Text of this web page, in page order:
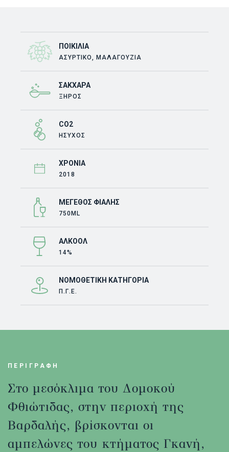
ΠΟΙΚΙΛΊΑ
ΑΣΎΡΤΙΚΟ, ΜΑΛΑΓΟΥΖΙΆ
ΣΆΚΧΑΡΑ
ΞΗΡΟΣ
CO2
ΗΣΥΧΟΣ
ΧΡΟΝΙΆ
2018
ΜΈΓΕΘΟΣ ΦΙΆΛΗΣ
750ML
ΑΛΚΟΌΛ
14%
ΝΟΜΟΘΕΤΙΚΉ ΚΑΤΗΓΟΡΊΑ
Π.Γ.Ε.
ΠΕΡΙΓΡΑΦΗ
Στο μεσόκλιμα του Δομοκού
Φθιώτιδας, στην περιοχή της
Βαρδαλής, βρίσκονται οι
αμπελώνες του κτήματος Γκανή,